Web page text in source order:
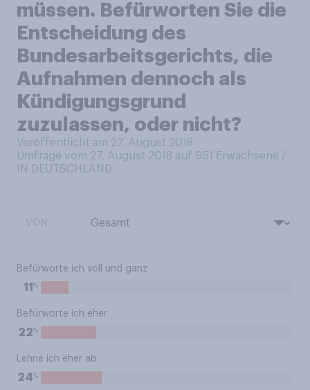
müssen. Befürworten Sie die
Entscheidung des
Bundesarbeitsgerichts, die
Aufnahmen dennoch als
Kündigungsgrund
zuzulassen, oder nicht?
Veröffentlicht am 27. August 2018
Umfrage vom 27. August 2018 auf 951
Erwachsene /
IN DEUTSCHLAND
Befürworte ich voll und ganz
11 %
Befürworte ich eher
22%
Lehne ich eher ab
24%